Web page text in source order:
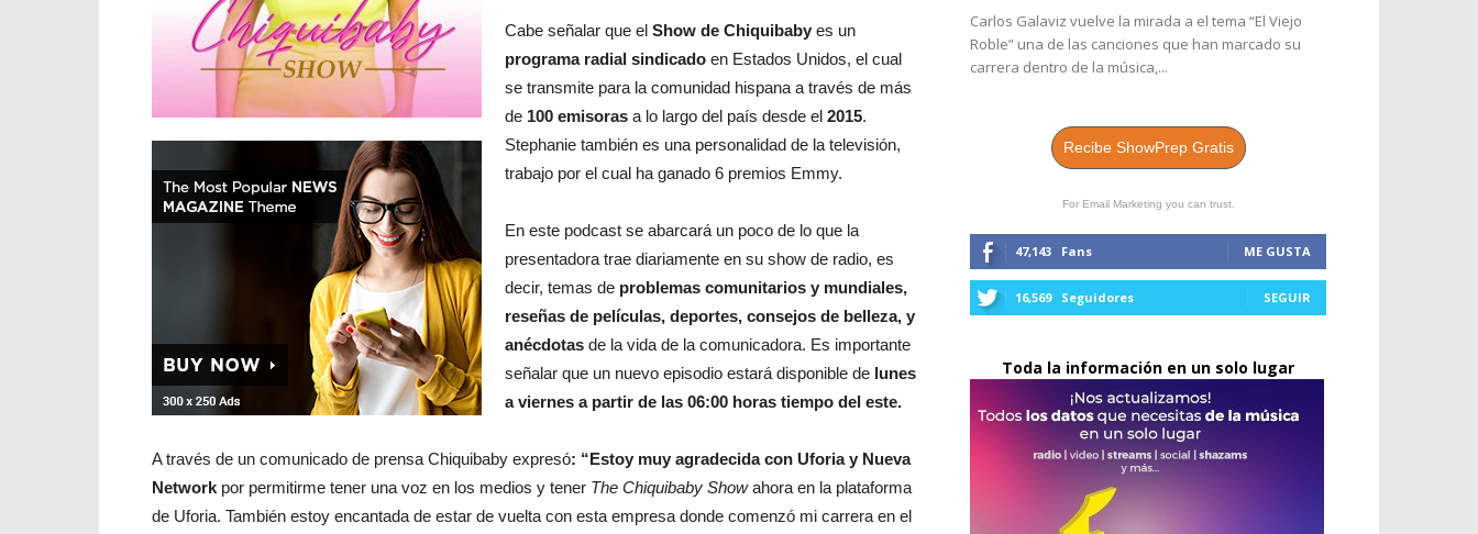
Cabe señalar que el Show de Chiquibaby es un
programa radial sindicado en Estados Unidos, el cual
se transmite para la comunidad hispana a través de más
de 100 emisoras a lo largo del país desde el 2015.
Stephanie también es una personalidad de la televisión,
trabajo por el cual ha ganado 6 premios Emmy.
En este podcast se abarcará un poco de lo que la
presentadora trae diariamente en su show de radio, es
decir, temas de problemas comunitarios y mundiales,
reseñas de películas, deportes, consejos de belleza, y
anécdotas de la vida de la comunicadora. Es importante
señalar que un nuevo episodio estará disponible de lunes
a viernes a partir de las 06:00 horas tiempo del este.
A través de un comunicado de prensa Chiquibaby expresó: “Estoy muy agradecida con Uforia y Nueva
Network por permitirme tener una voz en los medios y tener The Chiquibaby Showahora en la plataforma
de Uforia. También estoy encantada de estar de vuelta con esta empresa donde comenzó mi carrera en el
Carlos Galaviz vuelve la mirada a el tema “El Viejo
Roble” una de las canciones que han marcado su
carrera dentro de la música,...
Recibe ShowPrep Gratis
For Email Marketing you can trust.
47,143 Fans ME GUSTA
16,569 Seguidores SEGUIR
Toda la información en un solo lugar